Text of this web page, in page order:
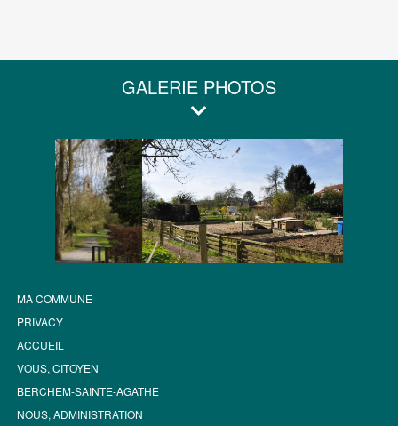
GALERIE PHOTOS
MA COMMUNE
PRIVACY
ACCUEIL
VOUS, CITOYEN
BERCHEM-SAINTE-AGATHE
NOUS, ADMINISTRATION